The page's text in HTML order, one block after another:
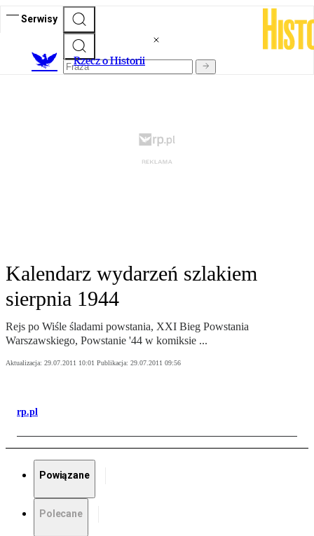
Serwisy
Rzecz o Historii
Kalendarz wydarzeń szlakiem
sierpnia 1944
Rejs po Wiśle śladami powstania, XXI Bieg Powstania
Warszawskiego, Powstanie '44 w komiksie ...
Aktualizacja: 29.07.2011 10:01 Publikacja: 29.07.2011 09:56
rp.pl
Powiązane
Polecane